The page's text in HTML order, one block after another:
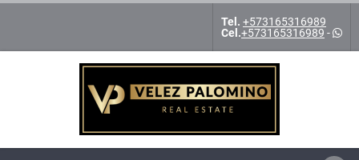
Tel. +573165316989
Cel.+573165316989 -